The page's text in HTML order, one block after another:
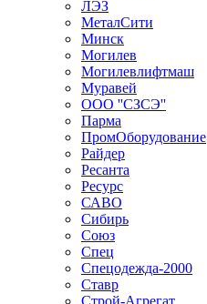
ЛЭЗ
МеталСити
Минск
Могилев
Могилевлифтмаш
Муравей
ООО ''СЗСЭ''
Парма
ПромОборудование
Райдер
Ресанта
Ресурс
САВО
Сибирь
Союз
Спец
Спецодежда-2000
Ставр
Строй-Агрегат